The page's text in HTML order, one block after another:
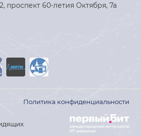
проспект 60-летия Октября, 7а
Политика конфиденциальности